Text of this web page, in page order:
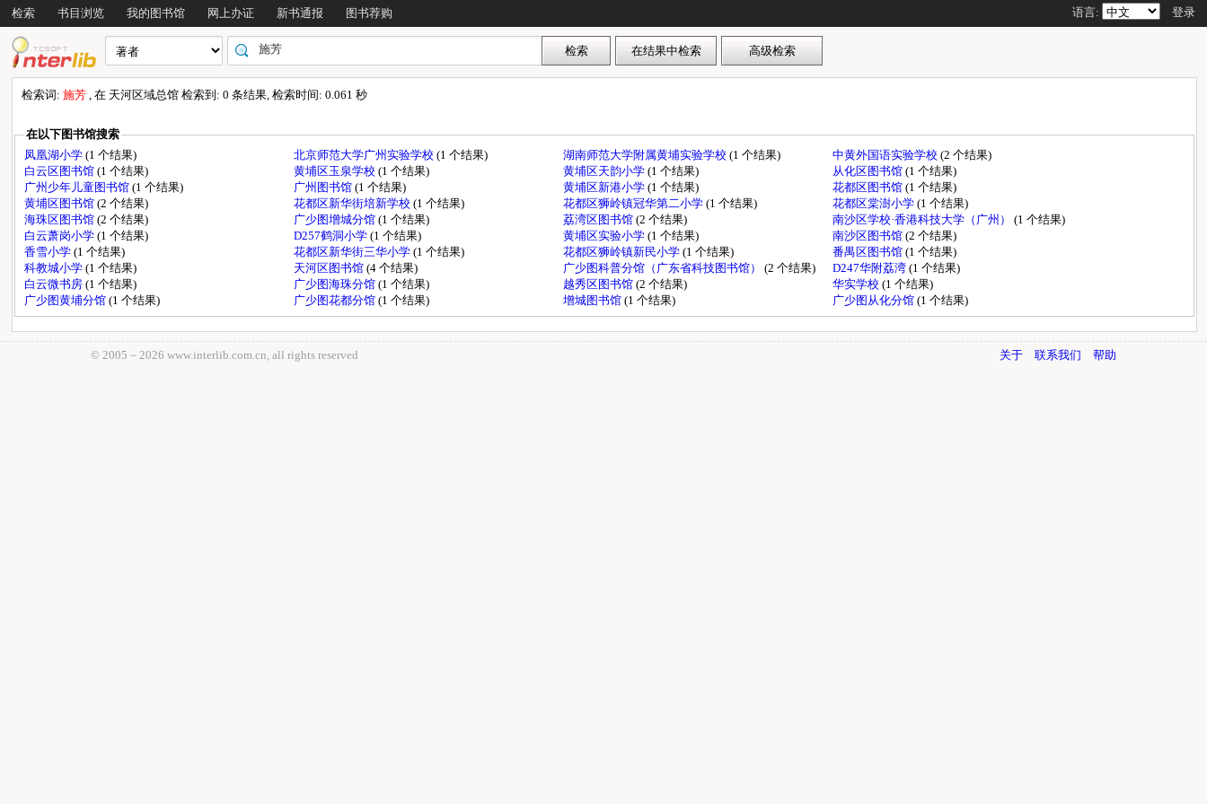
检索 书目浏览 我的图书馆 网上办证 新书通报 图书荐购 语言: 登录
检索词:施芳, 在 天河区域总馆 检索到: 0 条结果, 检索时间: 0.061 秒
在以下图书馆搜索
凤凰湖小学(1 个结果) 北京师范大学广州实验学校(1 个结果) 湖南师范大学附属黄埔实验学校(1 个结果) 中黄外国语实验学校(2 个结果)
白云区图书馆(1 个结果) 黄埔区玉泉学校(1 个结果) 黄埔区天韵小学(1 个结果) 从化区图书馆(1 个结果)
广州少年儿童图书馆(1 个结果) 广州图书馆(1 个结果) 黄埔区新港小学(1 个结果) 花都区图书馆(1 个结果)
黄埔区图书馆(2 个结果) 花都区新华街培新学校(1 个结果) 花都区狮岭镇冠华第二小学(1 个结果) 花都区棠澍小学(1 个结果)
海珠区图书馆(2 个结果) 广少图增城分馆(1 个结果) 荔湾区图书馆(2 个结果) 南沙区学校·香港科技大学（广州）(1 个结果)
白云萧岗小学(1 个结果) D257鹤洞小学(1 个结果) 黄埔区实验小学(1 个结果) 南沙区图书馆(2 个结果)
香雪小学(1 个结果) 花都区新华街三华小学(1 个结果) 花都区狮岭镇新民小学(1 个结果) 番禺区图书馆(1 个结果)
科教城小学(1 个结果) 天河区图书馆(4 个结果) 广少图科普分馆（广东省科技图书馆）(2 个结果) D247华附荔湾(1 个结果)
白云微书房(1 个结果) 广少图海珠分馆(1 个结果) 越秀区图书馆(2 个结果) 华实学校(1 个结果)
广少图黄埔分馆(1 个结果) 广少图花都分馆(1 个结果) 增城图书馆(1 个结果) 广少图从化分馆(1 个结果)
© 2005－ 2026 www.interlib.com.cn, all rights reserved 关于 联系我们 帮助